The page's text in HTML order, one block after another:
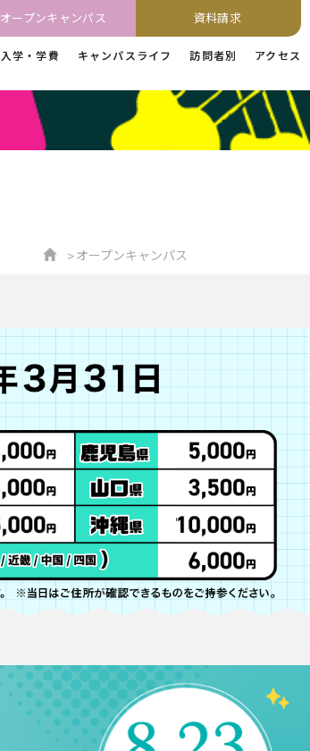
オープンキャンパス 資料請求
入学・学費 キャンパスライフ 訪問者別 アクセス
オープンキャンパス